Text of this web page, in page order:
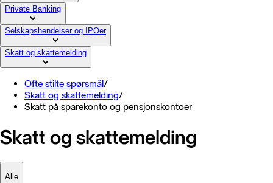
Private Banking
Selskapshendelser og IPOer
Skatt og skattemelding
Ofte stilte spørsmål/
Skatt og skattemelding/
Skatt på sparekonto og pensjonskontoer
Skatt og skattemelding
Alle